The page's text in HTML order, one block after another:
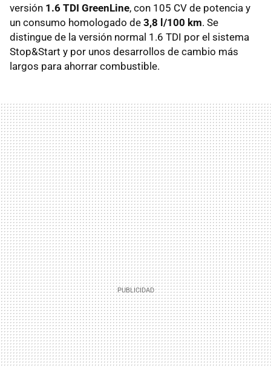
versión 1.6 TDI GreenLine, con 105 CV de potencia y
un consumo homologado de 3,8 l/100 km. Se
distingue de la versión normal 1.6 TDI por el sistema
Stop&Start y por unos desarrollos de cambio más
largos para ahorrar combustible.